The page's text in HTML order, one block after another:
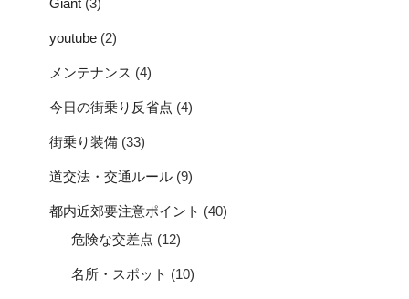
youtube (2)
メンテナンス (4)
今日の街乗り反省点 (4)
街乗り装備 (33)
道交法・交通ルール (9)
都内近郊要注意ポイント (40)
危険な交差点 (12)
名所・スポット (10)